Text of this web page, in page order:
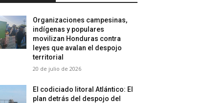
Organizaciones campesinas,
indígenas y populares
movilizan Honduras contra
leyes que avalan el despojo
territorial
20 de julio de 2026
El codiciado litoral Atlántico: El
plan detrás del despojo del